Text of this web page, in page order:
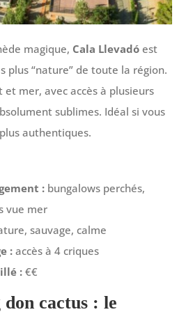
magique, Cala Llevadó est
plus “nature” de toute la région.
mer, avec accès à plusieurs
sublimes. Idéal si vous
authentiques.
: bungalows perchés,
vue mer
sauvage, calme
: accès à 4 criques
: €€
cactus : le